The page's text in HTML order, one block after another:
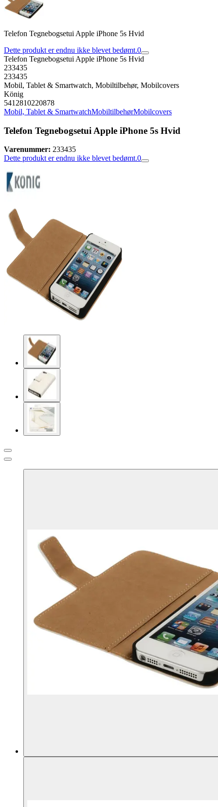
Telefon Tegnebogsetui Apple iPhone 5s Hvid
Dette produkt er endnu ikke blevet bedømt.0
Telefon Tegnebogsetui Apple iPhone 5s Hvid
233435
233435
Mobil, Tablet & Smartwatch, Mobiltilbehør, Mobilcovers
König
5412810220878
Mobil, Tablet & SmartwatchMobiltilbehørMobilcovers
Telefon Tegnebogsetui Apple iPhone 5s Hvid
Varenummer: 233435
Dette produkt er endnu ikke blevet bedømt.0